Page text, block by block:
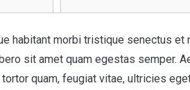
habitant morbi tristique senectus et
sit amet quam egestas semper.
quam, feugiat vitae, ultricies